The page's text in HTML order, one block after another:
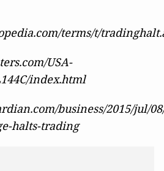
terms/t/
USA-
index.html
business/2015/jul/
halts-trading